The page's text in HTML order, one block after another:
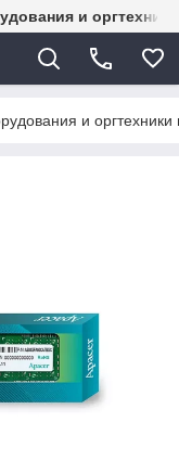
и
и